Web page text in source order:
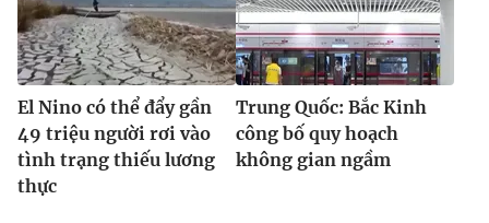
El Nino có thể đẩy gần
49 triệu người rơi vào
tình trạng thiếu lương
thực
Trung Quốc: Bắc Kinh
công bố quy hoạch
không gian ngầm